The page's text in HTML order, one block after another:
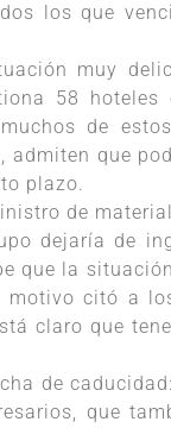
los que
muy
58 hoteles
de estos
admiten que
plazo.
de
dejaría de
que la
motivo citó a
claro que
de
que